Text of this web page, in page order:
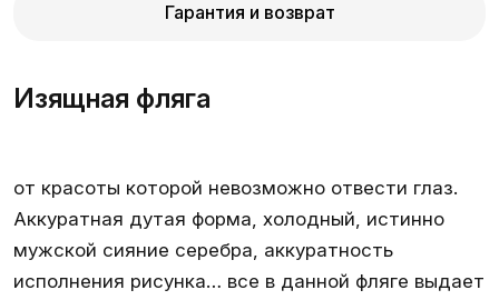
Гарантия и возврат
Изящная фляга
от красоты которой невозможно отвести глаз.
Аккуратная дутая форма, холодный, истинно
мужской сияние серебра, аккуратность
исполнения рисунка… все в данной фляге выдает